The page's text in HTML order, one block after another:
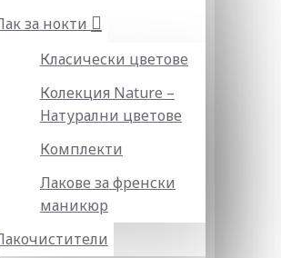
за нокти
Класически цветове
Колекция Nature –
Натурални цветове
Комплекти
Лакове за френски
маникюр